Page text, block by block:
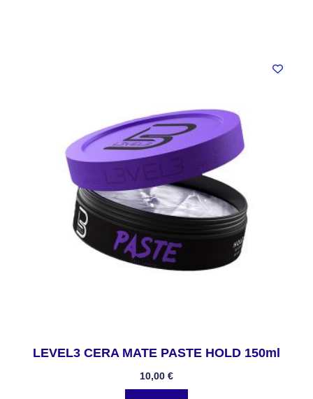
LEVEL3 CERA MATE PASTE HOLD 150ml
10,00 €